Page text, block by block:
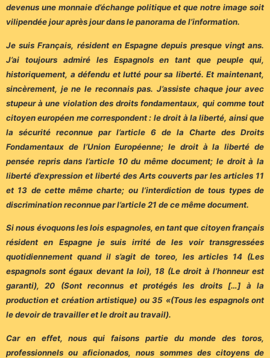
devenus une monnaie d’échange politique et que notre image soit
vilipendée jour après jour dans le panorama de l’information.
Je suis Français, résident en Espagne depuis presque vingt ans.
J’ai toujours admiré les Espagnols en tant que peuple qui,
historiquement, a défendu et lutté pour sa liberté. Et maintenant,
sincèrement, je ne le reconnais pas. J’assiste chaque jour avec
stupeur à une violation des droits fondamentaux, qui comme tout
citoyen européen me correspondent : le droit à la liberté, ainsi que
la sécurité reconnue par l’article 6 de la Charte des Droits
Fondamentaux de l’Union Européenne; le droit à la liberté de
pensée repris dans l’article 10 du même document; le droit à la
liberté d’expression et liberté des Arts couverts par les articles 11
et 13 de cette même charte; ou l’interdiction de tous types de
discrimination reconnue par l’article 21 de ce même document.
Si nous évoquons les lois espagnoles, en tant que citoyen français
résident en Espagne je suis irrité de les voir transgressées
quotidiennement quand il s’agit de toreo, les articles 14 (Les
espagnols sont égaux devant la loi), 18 (Le droit à l’honneur est
garanti), 20 (Sont reconnus et protégés les droits […] à la
production et création artistique) ou 35 «(Tous les espagnols ont
le devoir de travailler et le droit au travail).
Car en effet, nous qui faisons partie du monde des toros,
professionnels ou aficionados, nous sommes des citoyens de